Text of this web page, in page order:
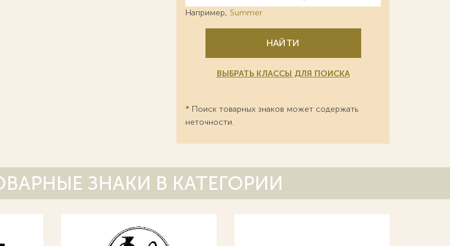
Например, Summer
НАЙТИ
ВЫБРАТЬ КЛАССЫ ДЛЯ ПОИСКА
* Поиск товарных знаков может содержать
неточности.
ЗНАКИ В КАТЕГОРИИ